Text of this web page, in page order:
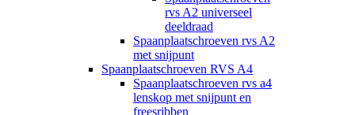
rvs A2 universeel
deeldraad
Spaanplaatschroeven rvs A2
met snijpunt
Spaanplaatschroeven RVS A4
Spaanplaatschroeven rvs a4
lenskop met snijpunt en
freesribben